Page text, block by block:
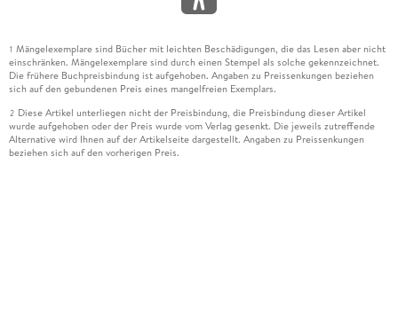
1 Mängelexemplare sind Bücher mit leichten Beschädigungen, die das Lesen aber nicht
einschränken. Mängelexemplare sind durch einen Stempel als solche gekennzeichnet.
Die frühere Buchpreisbindung ist aufgehoben. Angaben zu Preissenkungen beziehen
sich auf den gebundenen Preis eines mangelfreien Exemplars.
2 Diese Artikel unterliegen nicht der Preisbindung, die Preisbindung dieser Artikel
wurde aufgehoben oder der Preis wurde vom Verlag gesenkt. Die jeweils zutreffende
Alternative wird Ihnen auf der Artikelseite dargestellt. Angaben zu Preissenkungen
beziehen sich auf den vorherigen Preis.